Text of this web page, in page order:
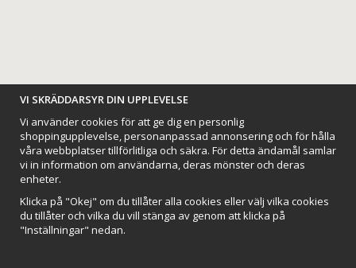
BETALNINGSALTERNATIV
VI SKICKAR MED
VI SKRÄDDARSYR DIN UPPLEVELSE
Vi använder cookies för att ge dig en personlig
shoppingupplevelse, personanpassad annonsering och för hålla
våra webbplatser tillförlitliga och säkra. För detta ändamål samlar
vi in information om användarna, deras mönster och deras
enheter.
Klicka på "Okej" om du tillåter alla cookies eller välj vilka cookies
du tillåter och vilka du vill stänga av genom att klicka på
"Inställningar" nedan.